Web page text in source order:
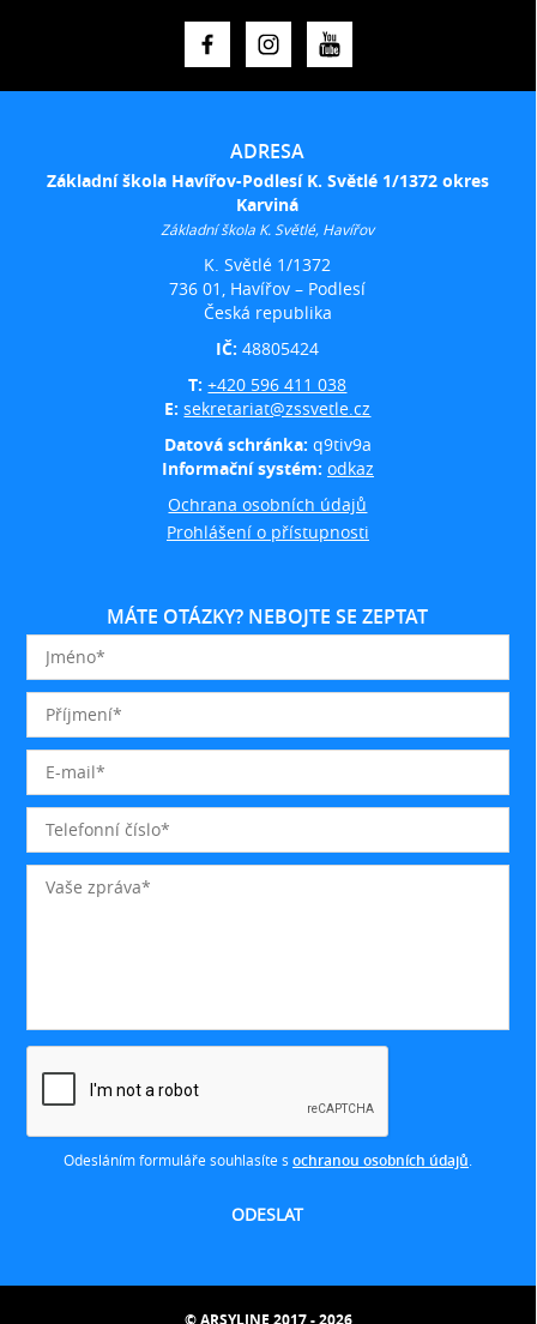
ADRESA
Základní škola Havířov-Podlesí K. Světlé 1/1372 okres
Karviná
Základní škola K. Světlé, Havířov
K. Světlé 1/1372
736 01, Havířov – Podlesí
Česká republika
IČ:48805424
T:+420 596 411 038
E:sekretariat@zssvetle.cz
Datová schránka: q9tiv9a
Informační systém: odkaz
Ochrana osobních údajů
Prohlášení o přístupnosti
MÁTE OTÁZKY? NEBOJTE SE ZEPTAT
Odesláním formuláře souhlasíte s ochranou osobních údajů
© ARSYLINE 2017 - 2026